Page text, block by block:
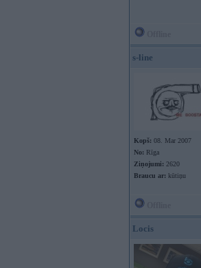
s-line
Kopš: 08. Mar 2007
No: Rīga
Ziņojumi: 2620
Braucu ar: kūtiņu
Locis